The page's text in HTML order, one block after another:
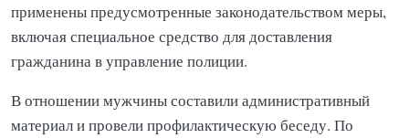
применены предусмотренные законодательством меры,
включая специальное средство для доставления
гражданина в управление полиции.
В отношении мужчины составили административный
материал и провели профилактическую беседу. По